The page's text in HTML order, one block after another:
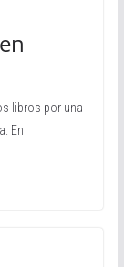
libros por una
En